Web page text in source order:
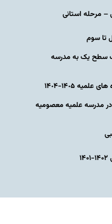
– مرحله استانی
تا سوم
سطح یک به مدرسه
١۴٠۵-١۴٠۴
مدرسه علمیه معصومیه